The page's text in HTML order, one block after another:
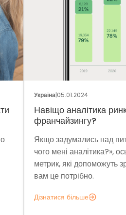
аналітика ринку
над питанням «А для
аналітика?», ось декілька
які допоможуть зрозуміти навіщо